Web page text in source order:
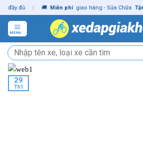
Skip
to
content
đủ | 🚚 Miễn phí giao hàng - Sửa Chữa Tận
MENU
Tìm
kiếm:
29
Th1